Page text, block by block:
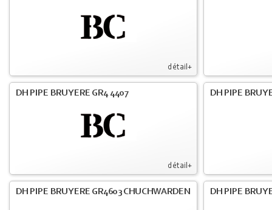
détail+
détail+
DH PIPE BRUYERE GR4 4407 DH PIPE
DH PIPE BRUYERE GR4603 CHUCHWARDEN DH PIPE